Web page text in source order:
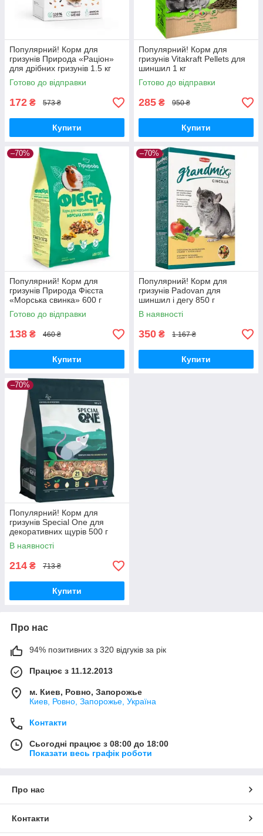
Популярний! Корм для
гризунів Природа «Раціон»
для дрібних гризунів 1.5 кг
(4820157400838) - Краща
якість тільки на
Готово до відправки
172 ₴ 573 ₴
Купити
Популярний! Корм для
гризунів Vitakraft Pellets для
шиншил 1 кг
(4008239250766) - Краща
якість тільки на
Готово до відправки
285 ₴ 950 ₴
Купити
–70%
Популярний! Корм для
гризунів Природа Фієста
«Морська свинка» 600 г
(4823082413867) - Краща
якість тільки на
Готово до відправки
138 ₴ 460 ₴
Купити
–70%
Популярний! Корм для
гризунів Padovan для
шиншил і дегу 850 г
(8001254005690) - Краща
якість тільки на
В наявності
350 ₴ 1 167 ₴
Купити
–70%
Популярний! Корм для
гризунів Special One для
декоративних щурів 500 г
(4823082421190) - Краща
якість тільки на
В наявності
214 ₴ 713 ₴
Купити
Про нас
94% позитивних з 320 відгуків за рік
Працює з 11.12.2013
м. Киев, Ровно, Запорожье
Киев, Ровно, Запорожье, Україна
Контакти
Сьогодні працює з 08:00 до 18:00
Показати весь графік роботи
Про нас
Контакти